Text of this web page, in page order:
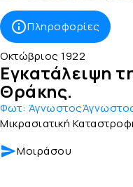
Πληροφορίες
Οκτώβριος 1922
Εγκατάλειψη
Θράκης.
Φωτ:
Μικρασιατική
Μοιράσου